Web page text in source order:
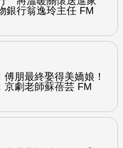
銀行翁逸玲主任 FM
傅朋最終娶得美嬌娘！
京劇老師蘇蓓芸 FM